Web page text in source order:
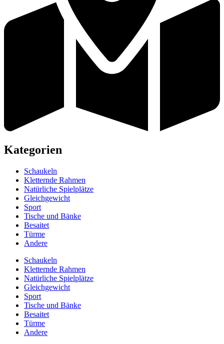
Kategorien
Schaukeln
Kletternde Rahmen
Natürliche Spielplätze
Gleichgewicht
Sport
Tische und Bänke
Besaitet
Türme
Andere
Schaukeln
Kletternde Rahmen
Natürliche Spielplätze
Gleichgewicht
Sport
Tische und Bänke
Besaitet
Türme
Andere